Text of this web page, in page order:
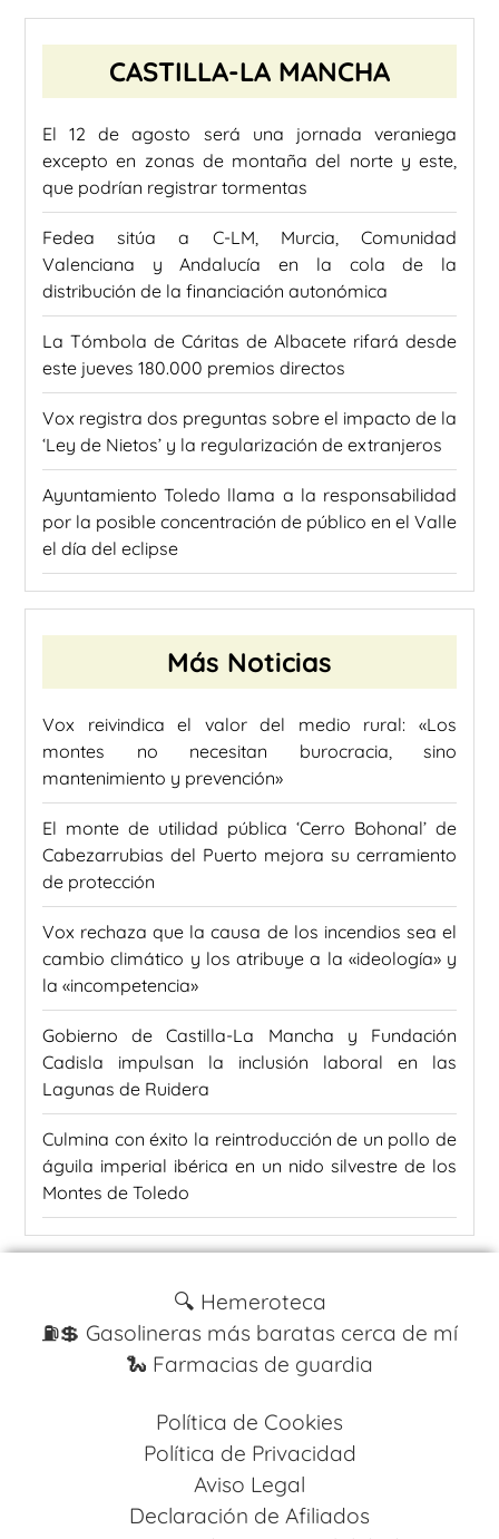
CASTILLA-LA MANCHA
El 12 de agosto será una jornada veraniega
excepto en zonas de montaña del norte y este,
que podrían registrar tormentas
Fedea sitúa a C-LM, Murcia, Comunidad
Valenciana y Andalucía en la cola de la
distribución de la financiación autonómica
La Tómbola de Cáritas de Albacete rifará desde
este jueves 180.000 premios directos
Vox registra dos preguntas sobre el impacto de la
‘Ley de Nietos’ y la regularización de extranjeros
Ayuntamiento Toledo llama a la responsabilidad
por la posible concentración de público en el Valle
el día del eclipse
Más Noticias
Vox reivindica el valor del medio rural: «Los
montes no necesitan burocracia, sino
mantenimiento y prevención»
El monte de utilidad pública ‘Cerro Bohonal’ de
Cabezarrubias del Puerto mejora su cerramiento
de protección
Vox rechaza que la causa de los incendios sea el
cambio climático y los atribuye a la «ideología» y
la «incompetencia»
Gobierno de Castilla-La Mancha y Fundación
Cadisla impulsan la inclusión laboral en las
Lagunas de Ruidera
Culmina con éxito la reintroducción de un pollo de
águila imperial ibérica en un nido silvestre de los
Montes de Toledo
🔍 Hemeroteca
⛽️💲 Gasolineras más baratas cerca de mí
🐍 Farmacias de guardia
Política de Cookies
Política de Privacidad
Aviso Legal
Declaración de Afiliados